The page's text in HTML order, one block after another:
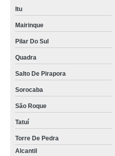
Itu
Mairinque
Pilar Do Sul
Quadra
Salto De Pirapora
Sorocaba
São Roque
Tatuí
Torre De Pedra
Alcantil